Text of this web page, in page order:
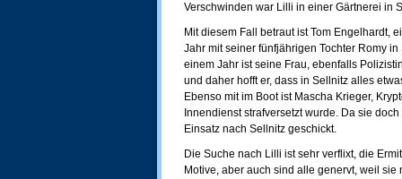
Verschwinden war Lilli in einer Gärtnerei in
Mit diesem Fall betraut ist Tom Engelhardt,
Jahr mit seiner fünfjährigen Tochter Romy
einem Jahr ist seine Frau, ebenfalls
und daher hofft er, dass in Sellnitz alles
Ebenso mit im Boot ist Mascha Krieger,
Innendienst strafversetzt wurde. Da sie
Einsatz nach Sellnitz geschickt.
Die Suche nach Lilli ist sehr verflixt, die
Motive, aber auch sind alle genervt, weil